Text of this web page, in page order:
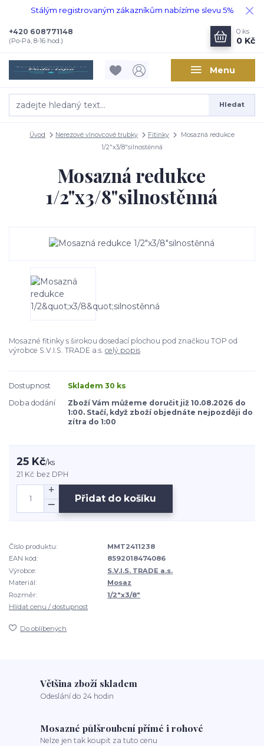
Stálým registrovaným zákazníkům nabízíme slevu 5%
Menu
Hledat
+420 608771148
(Po-Pá, 8-16 hod.)
0 ks
0 Kč
Úvod Nerezové vlnovcové trubky Fitinky
Mosazná redukce
1/2"x3/8"silnostěnná
Mosazná redukce
1/2"x3/8"silnostěnná
Mosazné fitinky s širokou dosedací plochou pod značkou TOP od
výrobce S.V.I.S. TRADE a.s. celý popis
Dostupnost
Skladem 30 ks
Doba dodání
Zboží Vám můžeme doručit již 10.08.2026 do
1:00. Stačí, když zboží objednáte nejpozději do
zítra do 1:00
25 Kč/ks
21 Kč bez DPH
Přidat do košíku
Číslo produktu:
MMT2411238
EAN kód:
8592018474086
Výrobce:
S.V.I.S. TRADE a.s.
Materiál:
Mosaz
Rozměr:
1/2"x3/8"
Hlídat cenu / dostupnost
Do oblíbených
Většina zboží skladem
Odeslání do 24 hodin
Mosazné půlšroubení přímé i rohové
Nelze jen tak koupit za tuto cenu